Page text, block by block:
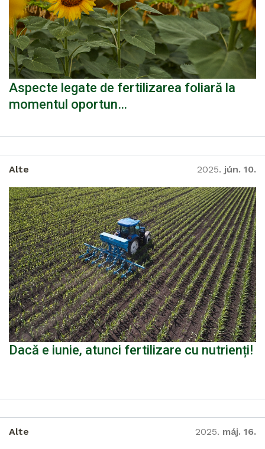
Aspecte legate de fertilizarea foliară la
momentul oportun…
Alte 2025. jún. 10.
Dacă e iunie, atunci fertilizare cu nutrienți!
Alte 2025. máj. 16.